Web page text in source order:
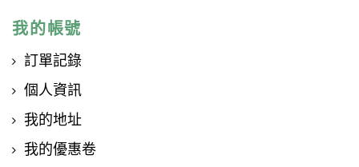
我的帳號
訂單記錄
個人資訊
我的地址
我的優惠卷